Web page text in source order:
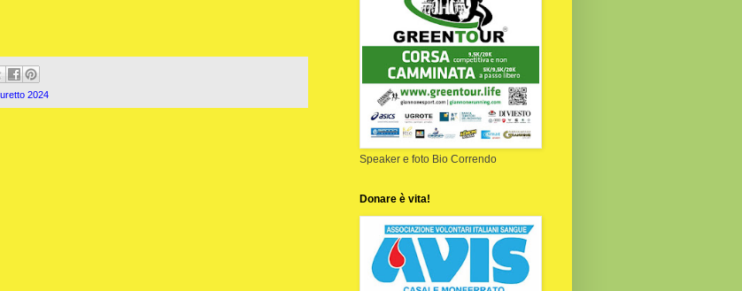
2024
Speaker e foto Bio Correndo
Donare è vita!